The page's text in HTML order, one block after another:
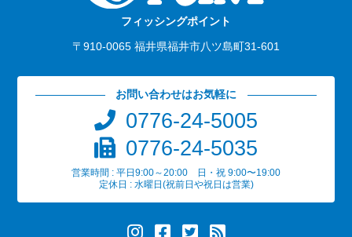
フィッシングポイント
〒910-0065 福井県福井市八ツ島町31-601
お問い合わせはお気軽に
0776-24-5005
0776-24-5035
営業時間 : 平日9:00～20:00 日・祝 9:00〜19:00
定休日 : 水曜日(祝前日や祝日は営業)